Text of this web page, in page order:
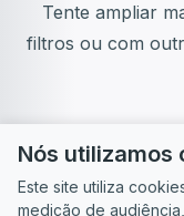
Tente ampliar
filtros ou com
Nós utilizamos
Este site utiliza
medição de